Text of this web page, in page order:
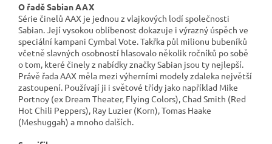
O řadě Sabian AAX
Série činelů AAX je jednou z vlajkových lodí společnosti
Sabian. Její vysokou oblíbenost dokazuje i výrazný úspěch ve
speciální kampani Cymbal Vote. Takřka půl milionu bubeníků
včetně slavných osobností hlasovalo několik ročníků po sobě
o tom, které činely z nabídky značky Sabian jsou ty nejlepší.
Právě řada AAX měla mezi výherními modely zdaleka největší
zastoupení. Používají ji i světové třídy jako například Mike
Portnoy (ex Dream Theater, Flying Colors), Chad Smith (Red
Hot Chili Peppers), Ray Luzier (Korn), Tomas Haake
(Meshuggah) a mnoho dalších.